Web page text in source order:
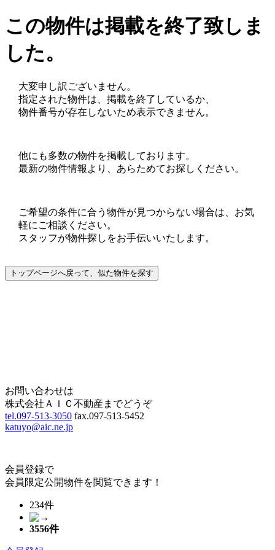
この物件は掲載を終了致しま
した。
大変申し訳ございません。
指定された物件は、掲載を終了しているか、
物件番号が存在しないため表示できません。
他にも多数の物件を掲載しております。
最新の物件情報より、あらためてお探しください。
ご希望の条件に合う物件が見つからない場合は、お気
軽にご相談ください。
スタッフが物件探しをお手伝いいたします。
お問い合わせは
株式会社ＡＩＣ不動産までどうぞ
tel.097-513-3050 fax.097-513-5452
katuyo@aic.ne.jp
会員登録で
会員限定公開物件を閲覧できます！
234件
3556件